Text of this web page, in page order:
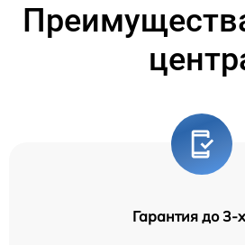
Гарантия до 3-